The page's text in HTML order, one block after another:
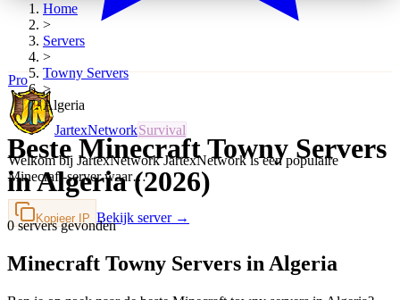
Pro
JartexNetworkSurvival
Welkom bij JartexNetwork JartexNetwork is een populaire
Minecraft-server waar…
Kopieer IP Bekijk server →
Home
>
Servers
>
TownyServers
>
Algeria
Beste Minecraft Towny Servers
in Algeria (2026)
0 servers gevonden
Minecraft Towny Servers in Algeria